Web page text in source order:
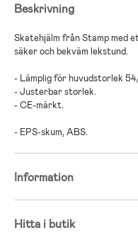
Beskrivning
Skatehjälm från Stamp med
säker och bekväm lekstund.
- Lämplig för huvudstorlek
- Justerbar storlek.
- CE-märkt.
- EPS-skum, ABS.
Information
Hitta i butik